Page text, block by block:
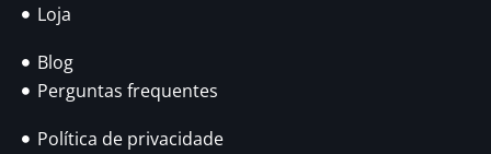
Loja
Blog
Perguntas frequentes
Política de privacidade